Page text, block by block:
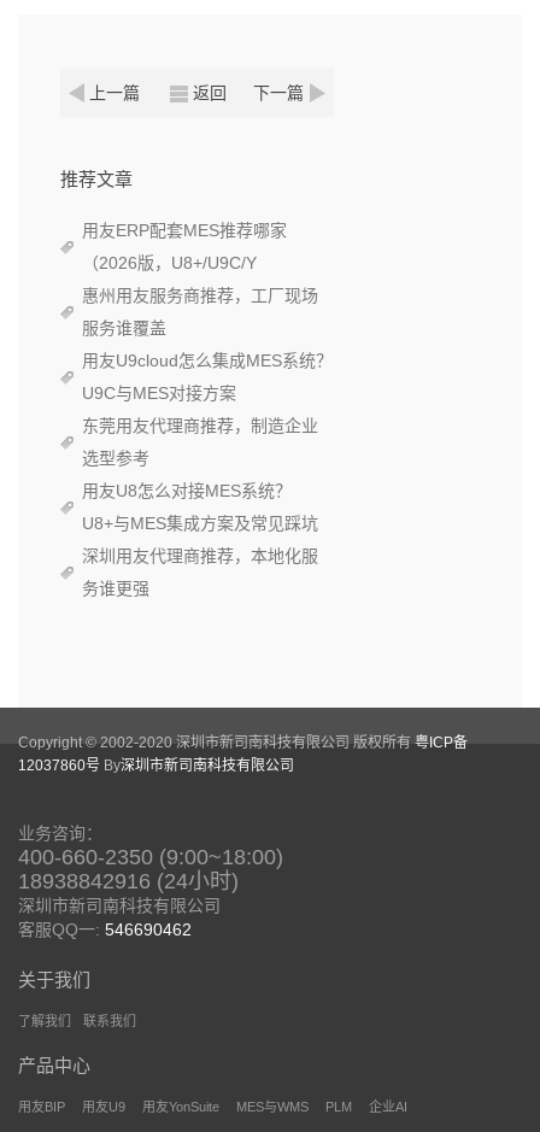
上一篇 返回 下一篇
推荐文章
用友ERP配套MES推荐哪家
（2026版，U8+/U9C/Y
惠州用友服务商推荐，工厂现场
服务谁覆盖
用友U9cloud怎么集成MES系统？
U9C与MES对接方案
东莞用友代理商推荐，制造企业
选型参考
用友U8怎么对接MES系统？
U8+与MES集成方案及常见踩坑
深圳用友代理商推荐，本地化服
务谁更强
Copyright © 2002-2020 深圳市新司南科技有限公司 版权所有 粤ICP备
12037860号 By深圳市新司南科技有限公司
业务咨询：
400-660-2350 (9:00~18:00)
18938842916 (24小时)
深圳市新司南科技有限公司
客服QQ一: 546690462
关于我们
了解我们 联系我们
产品中心
用友BIP 用友U9 用友YonSuite MES与WMS PLM 企业AI